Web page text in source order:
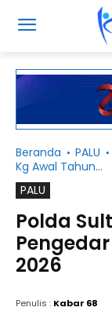
Beranda PALU
Kg Awal Tahun...
PALU
Polda
2026
Penulis : Kabar 68